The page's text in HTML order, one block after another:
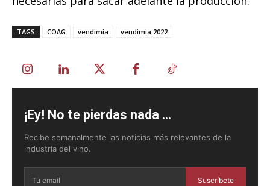
TAGS COAG vendimia vendimia 2022
¡Ey! No te pierdas nada ...
Recibe semanalmente las noticias más relevantes de la
industria del vino.
Suscríbete